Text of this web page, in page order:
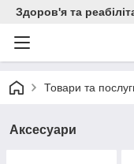
Здоров'я та
Товари та
Аксесуари